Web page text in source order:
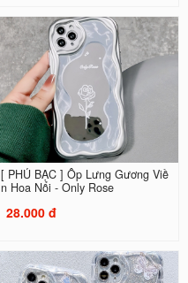
[ PHỦ BẠC ] Ốp Lưng Gương Viề
n Hoa Nổi - Only Rose
28.000 đ